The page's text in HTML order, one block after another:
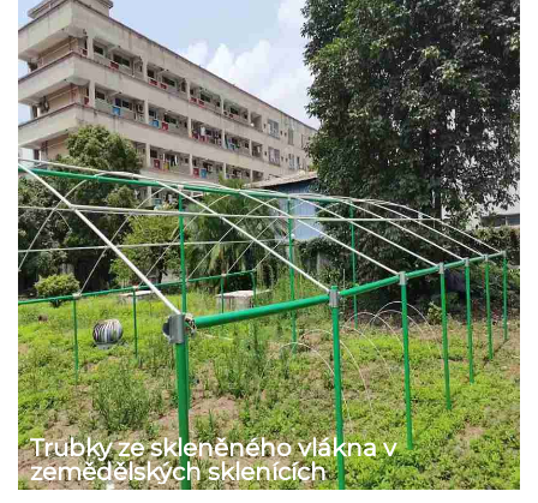
Trubky ze skleněného vlákna v
zemědělských sklenících